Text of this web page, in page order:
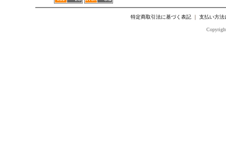
特定商取引法に基づく表記｜ 支払い方法